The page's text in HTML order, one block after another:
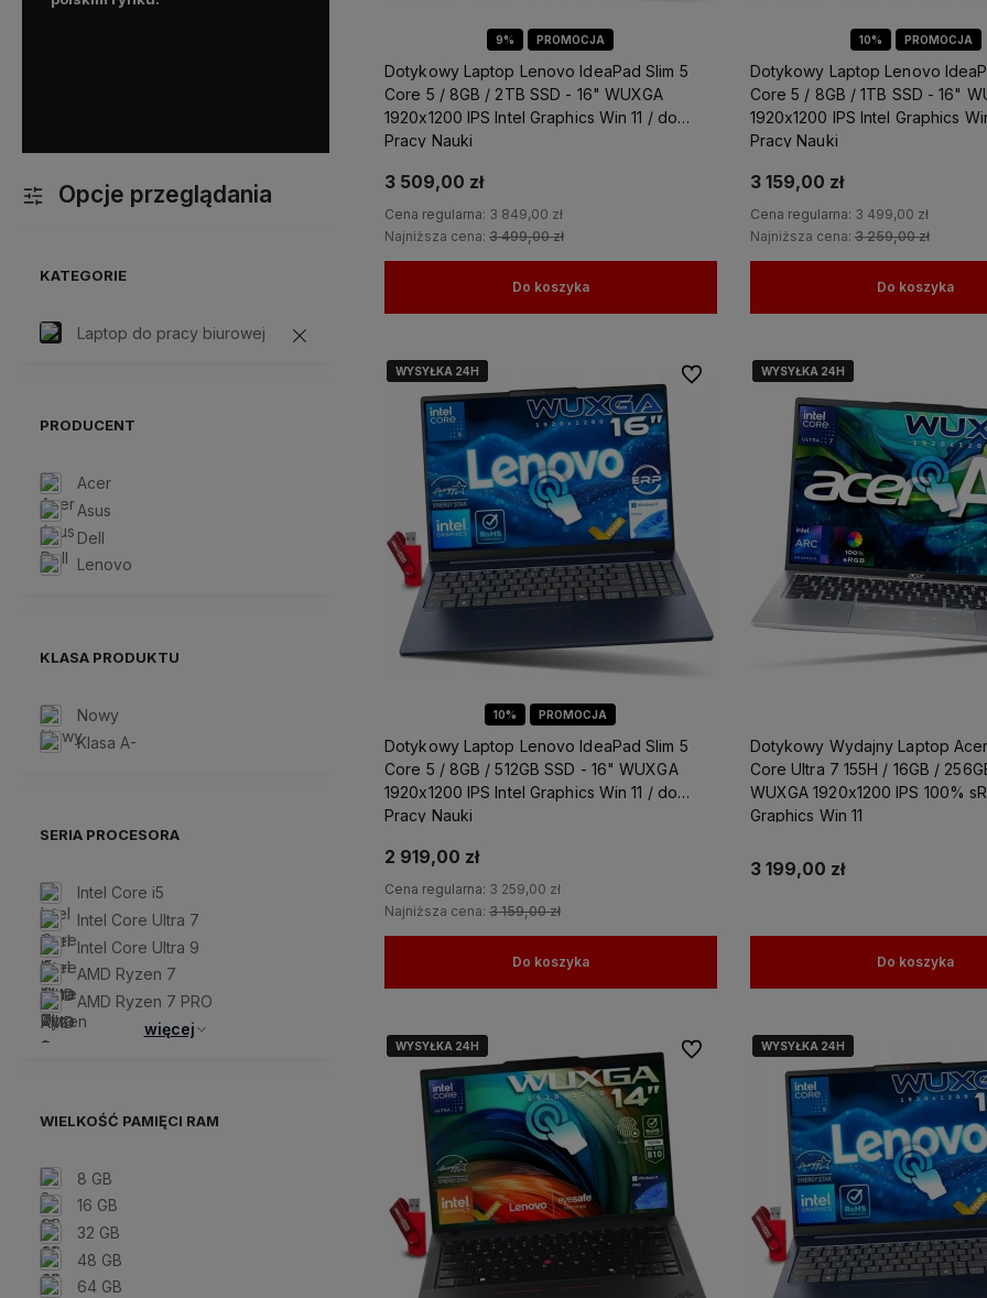
z kazdym problemem dotyczącym
liczyć na ekspresową i pewną
Opcje przeglądania
KATEGORIE
Laptop do pracy biurowej
PRODUCENT
Acer
Asus
Dell
Lenovo
KLASA PRODUKTU
Nowy
Klasa A-
SERIA PROCESORA
Intel Core i5
Intel Core Ultra 7
Intel Core Ultra 9
AMD Ryzen 7
AMD Ryzen 7 PRO
więcej
WIELKOŚĆ PAMIĘCI RAM
8 GB
16 GB
32 GB
48 GB
64 GB
9% PROMOCJA
Dotykowy Laptop Lenovo IdeaPad Slim 5
Core 5 / 8GB / 2TB SSD - 16" WUXGA
1920x1200 IPS Intel Graphics Win 11 / do
Pracy Nauki
3 509,00 zł
Cena regularna: 3 849,00 zł
Najniższa cena: 3 499,00 zł
Do koszyka
10% PROMOCJA
Dotykowy Laptop Lenovo
Core 5 / 8GB / 1TB SSD - 16"
1920x1200 IPS Intel Graphics
Pracy Nauki
3 159,00 zł
Cena regularna: 3 499,00 zł
Najniższa cena:3 259,00 zł
Do koszyka
10% PROMOCJA
WYSYŁKA 24H
WYSYŁKA 24H
WYSYŁKA 24H
Dotykowy Laptop Lenovo IdeaPad Slim 5
Core 5 / 8GB / 512GB SSD - 16" WUXGA
1920x1200 IPS Intel Graphics Win 11 / do
Pracy Nauki
2 919,00 zł
Cena regularna: 3 259,00 zł
Najniższa cena: 3 159,00 zł
Do koszyka
Do ulubionychWYSYŁKA 24H
WYSYŁKA 24H
WYSYŁKA 24H
Dotykowy Wydajny Laptop
Core Ultra 7 155H / 16GB /
WUXGA 1920x1200 IPS 100%
Graphics Win 11
3 199,00 zł
Do koszyka
WYSYŁKA 24H
WYSYŁKA 24H Do ulubionychWYSYŁKA 24H
WYSYŁKA 24H